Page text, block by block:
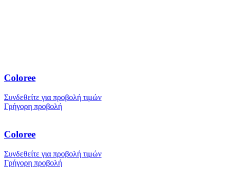
Coloree
Συνδεθείτε για προβολή τιμών
Γρήγορη προβολή
Coloree
Συνδεθείτε για προβολή τιμών
Γρήγορη προβολή